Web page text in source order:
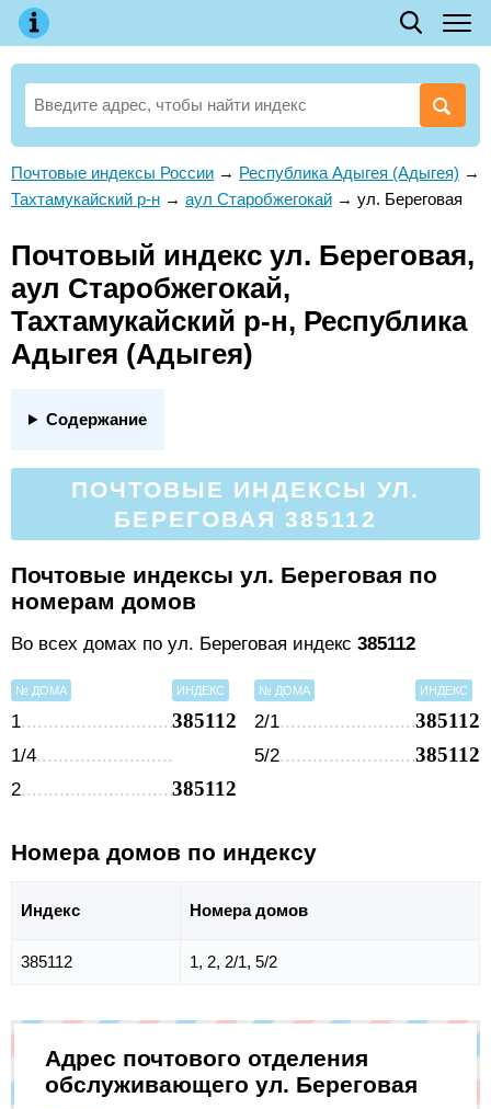
Почтовые индексы России → Республика Адыгея (Адыгея) →
Тахтамукайский р-н → аул Старобжегокай → ул. Береговая
Почтовый индекс ул. Береговая,
аул Старобжегокай,
Тахтамукайский р-н, Республика
Адыгея (Адыгея)
Содержание
ПОЧТОВЫЕ ИНДЕКСЫ УЛ.
БЕРЕГОВАЯ 385112
Почтовые индексы ул. Береговая по
номерам домов
Во всех домах по ул. Береговая индекс 385112
№ ДОМА ИНДЕКС
1 385112
1/4
2
385112
№ ДОМА ИНДЕКС
2/1 385112
5/2 385112
Номера домов по индексу
Индекс Номера домов
385112 1, 2, 2/1, 5/2
Адрес почтового отделения
обслуживающего ул. Береговая